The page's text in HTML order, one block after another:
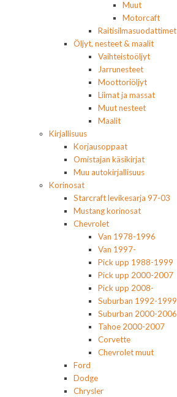
Muut
Motorcaft
Raitisilmasuodattimet
Öljyt, nesteet & maalit
Vaihteistoöljyt
Jarrunesteet
Moottoriöljyt
Liimat ja massat
Muut nesteet
Maalit
Kirjallisuus
Korjausoppaat
Omistajan käsikirjat
Muu autokirjallisuus
Korinosat
Starcraft levikesarja 97-03
Mustang korinosat
Chevrolet
Van 1978-1996
Van 1997-
Pick upp 1988-1999
Pick upp 2000-2007
Pick upp 2008-
Suburban 1992-1999
Suburban 2000-2006
Tahoe 2000-2007
Corvette
Chevrolet muut
Ford
Dodge
Chrysler